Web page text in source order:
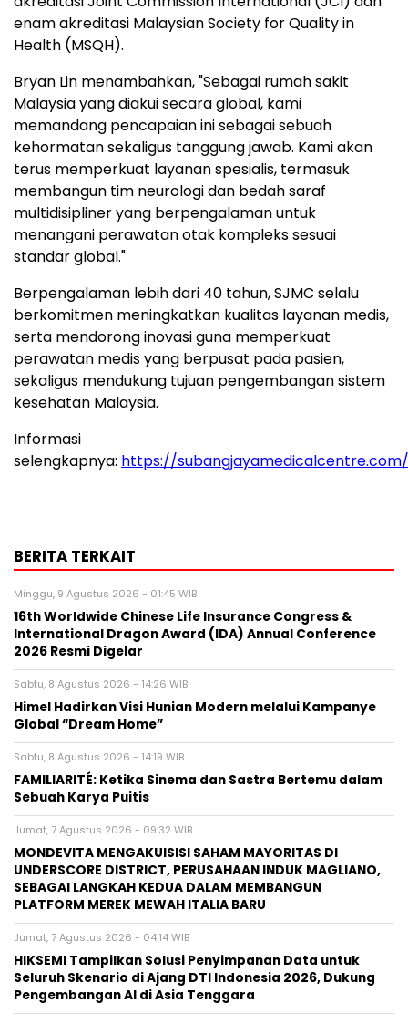
enam akreditasi Malaysian Society for Quality in
Health (MSQH).
Bryan Lin menambahkan, "Sebagai rumah sakit
Malaysia yang diakui secara global, kami
memandang pencapaian ini sebagai sebuah
kehormatan sekaligus tanggung jawab. Kami akan
terus memperkuat layanan spesialis, termasuk
membangun tim neurologi dan bedah saraf
multidisipliner yang berpengalaman untuk
menangani perawatan otak kompleks sesuai
standar global."
Berpengalaman lebih dari 40 tahun, SJMC selalu
berkomitmen meningkatkan kualitas layanan medis,
serta mendorong inovasi guna memperkuat
perawatan medis yang berpusat pada pasien,
sekaligus mendukung tujuan pengembangan sistem
kesehatan Malaysia.
Informasi
selengkapnya: https://subangjayamedicalcentre.com/
BERITA TERKAIT
Minggu, 9 Agustus 2026 - 01:45 WIB
16th Worldwide Chinese Life Insurance Congress &
International Dragon Award (IDA) Annual Conference
2026 Resmi Digelar
Sabtu, 8 Agustus 2026 - 14:26 WIB
Himel Hadirkan Visi Hunian Modern melalui Kampanye
Global “Dream Home”
Sabtu, 8 Agustus 2026 - 14:19 WIB
FAMILIARITÉ: Ketika Sinema dan Sastra Bertemu dalam
Sebuah Karya Puitis
Jumat, 7 Agustus 2026 - 09:32 WIB
MONDEVITA MENGAKUISISI SAHAM MAYORITAS DI
UNDERSCORE DISTRICT, PERUSAHAAN INDUK MAGLIANO,
SEBAGAI LANGKAH KEDUA DALAM MEMBANGUN
PLATFORM MEREK MEWAH ITALIA BARU
Jumat, 7 Agustus 2026 - 04:14 WIB
HIKSEMI Tampilkan Solusi Penyimpanan Data untuk
Seluruh Skenario di Ajang DTI Indonesia 2026, Dukung
Pengembangan AI di Asia Tenggara